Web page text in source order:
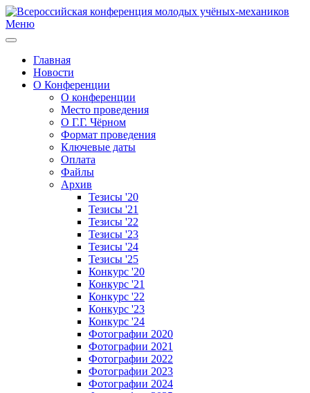
Меню
Главная
Новости
О Конференции
О конференции
Место проведения
О Г.Г. Чёрном
Формат проведения
Ключевые даты
Оплата
Файлы
Архив
Тезисы '20
Тезисы '21
Тезисы '22
Тезисы '23
Тезисы '24
Тезисы '25
Конкурс '20
Конкурс '21
Конкурс '22
Конкурс '23
Конкурс '24
Фотографии 2020
Фотографии 2021
Фотографии 2022
Фотографии 2023
Фотографии 2024